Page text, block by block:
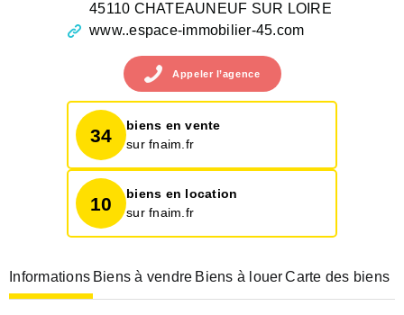
45110 CHATEAUNEUF SUR LOIRE
www..espace-immobilier-45.com
Appeler l’agence
34
biens en vente
sur fnaim.fr
10
biens en location
sur fnaim.fr
Informations Biens à vendre Biens à louer Carte des biens